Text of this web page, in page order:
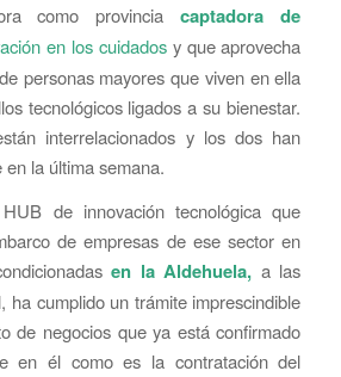
como provinciacaptadora de
en los cuidadosy que aprovecha
personas mayores que viven en ella
tecnológicos ligados a su bienestar.
interrelacionados y los dos han
la última semana.
de innovación tecnológica que
de empresas de ese sector en
en la Aldehuela, a las
ha cumplido un trámite imprescindible
de negocios que ya está confirmado
en él como es la contratación del